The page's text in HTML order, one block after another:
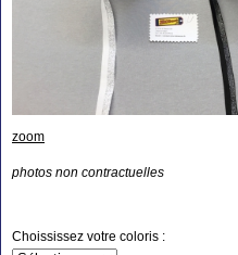
zoom
photos non contractuelles
Choississez votre coloris :